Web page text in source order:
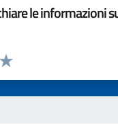
le informazioni
la pagina
5 stelle su 5
4 stelle su 5
su 5
su 5
5